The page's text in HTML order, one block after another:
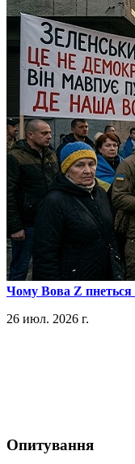
​Чому Вова Z пнеться
26 июл. 2026 г.
Опитування